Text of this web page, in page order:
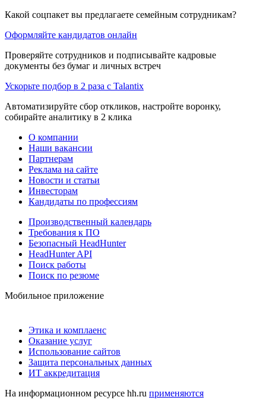
Какой соцпакет вы предлагаете семейным сотрудникам?
Оформляйте кандидатов онлайн
Проверяйте сотрудников и подписывайте кадровые
документы без бумаг и личных встреч
Ускорьте подбор в 2 раза с Talantix
Автоматизируйте сбор откликов, настройте воронку,
собирайте аналитику в 2 клика
О компании
Наши вакансии
Партнерам
Реклама на сайте
Новости и статьи
Инвесторам
Кандидаты по профессиям
Производственный календарь
Требования к ПО
Безопасный HeadHunter
HeadHunter API
Поиск работы
Поиск по резюме
Мобильное приложение
Этика и комплаенс
Оказание услуг
Использование сайтов
Защита персональных данных
ИТ аккредитация
На информационном ресурсе hh.ru применяются